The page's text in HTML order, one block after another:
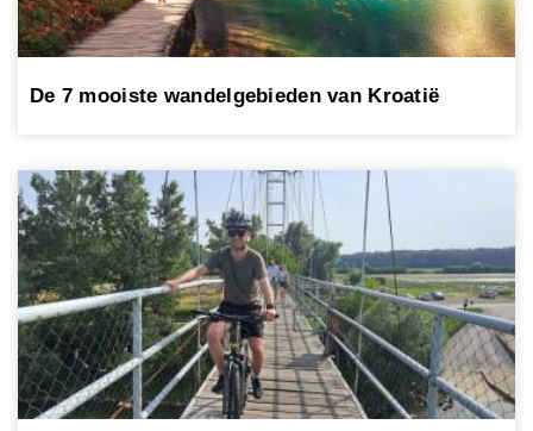
De 7 mooiste wandelgebieden van Kroatië